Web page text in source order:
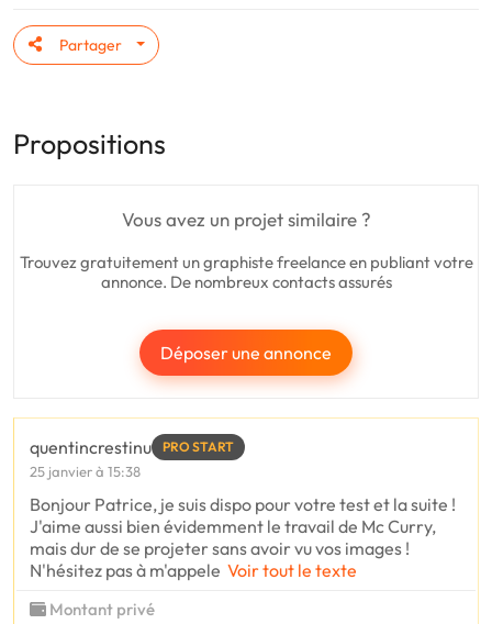
Partager
Propositions
Vous avez un projet similaire ?
Trouvez gratuitement un graphiste freelance en publiant votre
annonce. De nombreux contacts assurés
Déposer une annonce
quentincrestinu PRO START
25 janvier à 15:38
Bonjour Patrice, je suis dispo pour votre test et la suite !
J'aime aussi bien évidemment le travail de Mc Curry,
mais dur de se projeter sans avoir vu vos images !
N'hésitez pas à m'appele Voir tout le texte
Montant privé